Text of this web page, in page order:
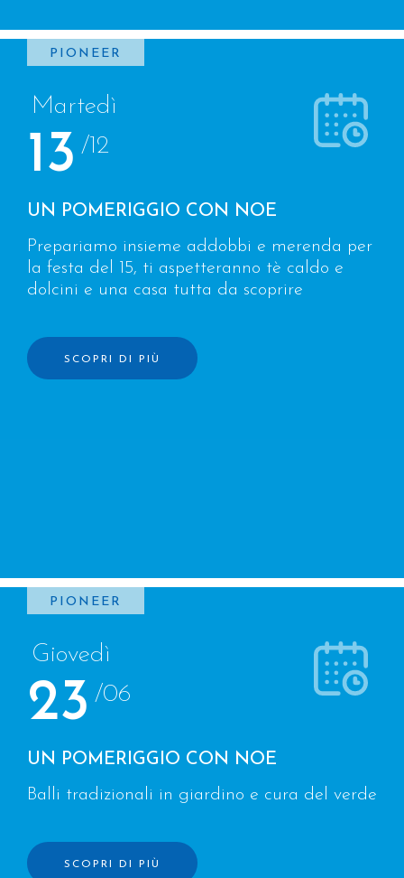
PIONEER
Martedì
13 /12
UN POMERIGGIO CON NOE
Prepariamo insieme addobbi e merenda per
la festa del 15, ti aspetteranno tè caldo e
dolcini e una casa tutta da scoprire
SCOPRI DI PIÙ
PIONEER
Giovedì
23 /06
UN POMERIGGIO CON NOE
Balli tradizionali in giardino e cura del verde
SCOPRI DI PIÙ